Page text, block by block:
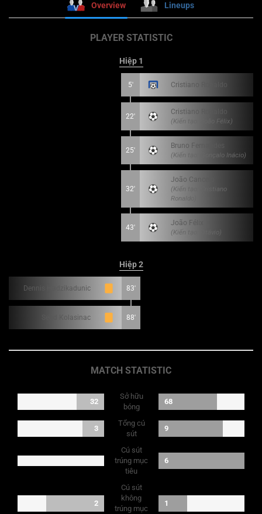
Overview Lineups
PLAYER STATISTIC
Hiệp 1
5' Cristiano Ronaldo
22'
Cristiano Ronaldo
(Kiến tạo: João Félix)
25'
Bruno Fernandes
(Kiến tạo: Gonçalo Inácio)
32'
João Cancelo
(Kiến tạo: Cristiano
Ronaldo)
43'
João Félix
(Kiến tạo: Otávio)
Hiệp 2
Dennis Hadzikadunic 83'
Sead Kolasinac 88'
MATCH STATISTIC
32
Sở hữu
bóng
68
3
Tổng cú
sút
9
Cú sút
trúng mục
tiêu
6
2
Cú sút
không
trúng mục
1